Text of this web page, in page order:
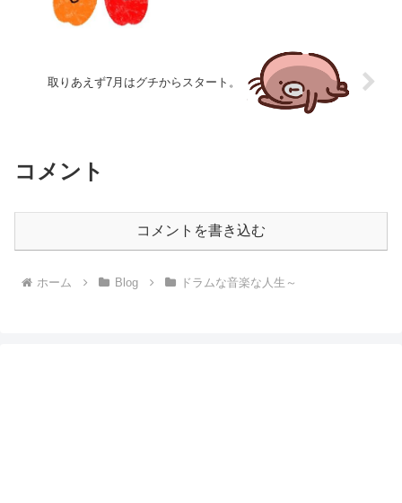
取りあえず7月はグチからスタート。
コメント
コメントを書き込む
ホーム Blog ドラムな音楽な人生～